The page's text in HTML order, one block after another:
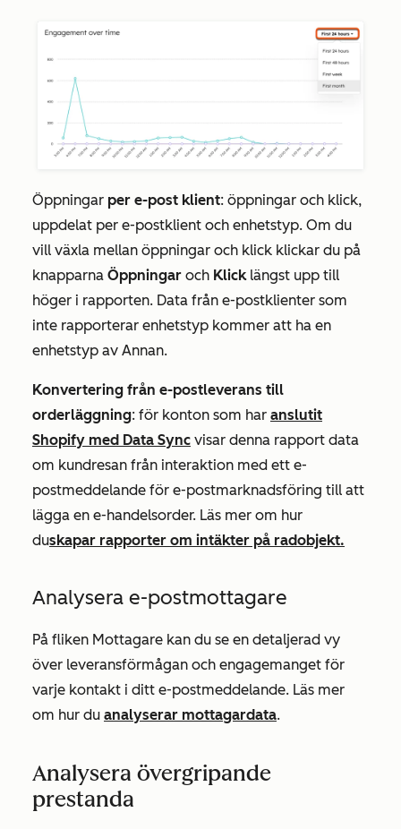
Öppningar per e-post klient: öppningar och klick,
uppdelat per e-postklient och enhetstyp. Om du
vill växla mellan öppningar och klick klickar du på
knapparna Öppningar och Klick längst upp till
höger i rapporten. Data från e-postklienter som
inte rapporterar enhetstyp kommer att ha en
enhetstyp av Annan.
Konvertering från e-postleverans till
orderläggning: för konton som har anslutit
Shopify med Data Sync visar denna rapport data
om kundresan från interaktion med ett e-
postmeddelande för e-postmarknadsföring till att
lägga en e-handelsorder. Läs mer om hur
duskapar rapporter om intäkter på radobjekt.
Analysera e-postmottagare
På fliken Mottagare kan du se en detaljerad vy
över leveransförmågan och engagemanget för
varje kontakt i ditt e-postmeddelande. Läs mer
om hur du analyserar mottagardata.
Analysera övergripande
prestanda